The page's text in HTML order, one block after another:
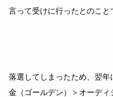
言って受けに行ったとのこと
落選してしまったため、翌年
金（ゴールデン）＞オーデ